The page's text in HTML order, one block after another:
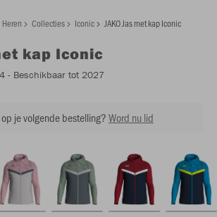
Heren Collecties Iconic JAKO Jas met kap Iconic
kap Iconic
- Beschikbaar tot 2027
je volgende bestelling?Word nu lid